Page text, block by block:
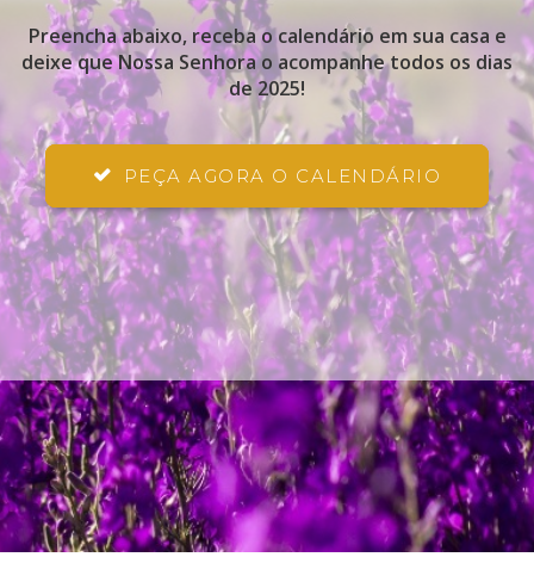
Preencha abaixo, receba o calendário em sua casa e
deixe que Nossa Senhora o acompanhe todos os dias
de 2025!
PEÇA AGORA O CALENDÁRIO